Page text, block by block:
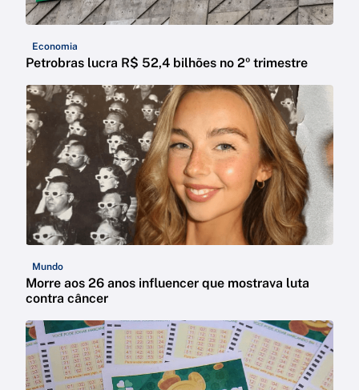
Economia
Petrobras lucra R$ 52,4 bilhões no 2º trimestre
Mundo
Morre aos 26 anos influencer que mostrava luta
contra câncer